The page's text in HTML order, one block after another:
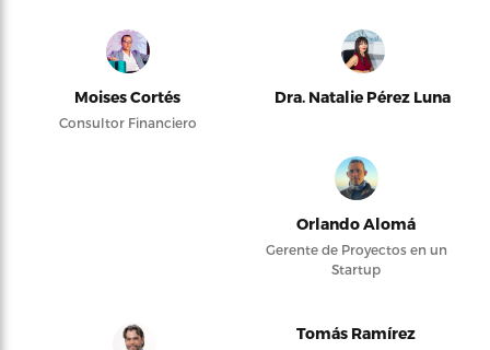
Moises Cortés
Consultor Financiero
Dra. Natalie Pérez Luna
Orlando Alomá
Gerente de Proyectos en un
Startup
Tomás Ramírez